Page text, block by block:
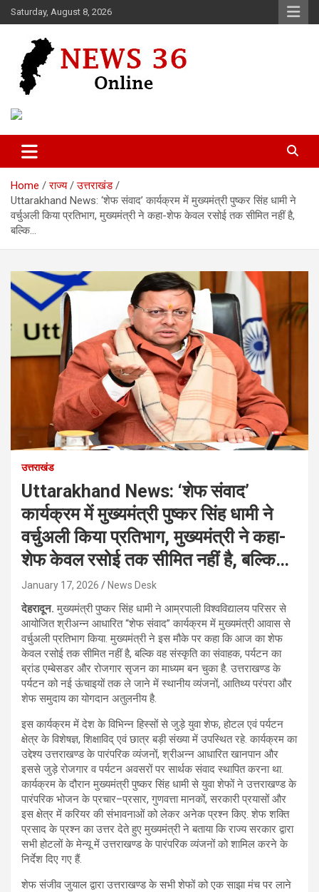
Skip
to
Saturday, August 8, 2026
News 36
Home राज्य
उत्तराखंड
Uttarakhand News: ‘शेफ संवाद’ कार्यक्रम में मुख्यमंत्री पुष्कर सिंह धामी ने
वर्चुअली किया प्रतिभाग, मुख्यमंत्री ने कहा-शेफ केवल रसोई तक सीमित नहीं है,
बल्कि…
उत्तराखंड
Uttarakhand News: ‘शेफ संवाद’
कार्यक्रम में मुख्यमंत्री पुष्कर सिंह धामी ने
वर्चुअली किया प्रतिभाग, मुख्यमंत्री ने कहा-
शेफ केवल रसोई तक सीमित नहीं है, बल्कि…
January 17, 2026 News Desk
देहरादून.मुख्यमंत्री पुष्कर सिंह धामी ने आम्रपाली विश्वविद्यालय परिसर से
आयोजित श्रीअन्न आधारित “शेफ संवाद” कार्यक्रम में मुख्यमंत्री आवास से
वर्चुअली प्रतिभाग किया. मुख्यमंत्री ने इस मौके पर कहा कि आज का शेफ
केवल रसोई तक सीमित नहीं है, बल्कि वह संस्कृति का संवाहक, पर्यटन का
ब्रांड एम्बेसडर और रोजगार सृजन का माध्यम बन चुका है. उत्तराखण्ड के
पर्यटन को नई ऊंचाइयों तक ले जाने में स्थानीय व्यंजनों, आतिथ्य परंपरा और
शेफ समुदाय का योगदान अतुलनीय है.
इस कार्यक्रम में देश के विभिन्न हिस्सों से जुड़े युवा शेफ, होटल एवं पर्यटन
क्षेत्र के विशेषज्ञ, शिक्षाविद् एवं छात्र बड़ी संख्या में उपस्थित रहे. कार्यक्रम का
उद्देश्य उत्तराखण्ड के पारंपरिक व्यंजनों, श्रीअन्न आधारित खानपान और
इससे जुड़े रोजगार व पर्यटन अवसरों पर सार्थक संवाद स्थापित करना था.
कार्यक्रम के दौरान मुख्यमंत्री पुष्कर सिंह धामी से युवा शेफों ने उत्तराखण्ड के
पारंपरिक भोजन के प्रचार–प्रसार, गुणवत्ता मानकों, सरकारी प्रयासों और
इस क्षेत्र में करियर की संभावनाओं को लेकर अनेक प्रश्न किए. शेफ शक्ति
प्रसाद के प्रश्न का उत्तर देते हुए मुख्यमंत्री ने बताया कि राज्य सरकार द्वारा
सभी होटलों के मेन्यू में उत्तराखण्ड के पारंपरिक व्यंजनों को शामिल करने के
निर्देश दिए गए हैं.
शेफ संजीव जुयाल द्वारा उत्तराखण्ड के सभी शेफों को एक साझा मंच पर लाने